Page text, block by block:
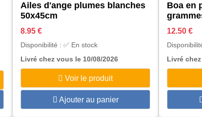
Ailes d'ange plumes blanches
50x45cm
8.95 €
Disponibilité : ✅ En stock
Livré chez vous le 10/08/2026
Voir le produit
Ajouter au panier
Boa en
12.50 €
Livré